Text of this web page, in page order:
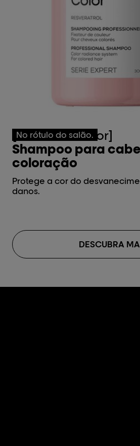
No rótulo do salão.
[Vitamino Color]
Shampoo para
coloração
Protege a cor do
danos.
DESCUBRA